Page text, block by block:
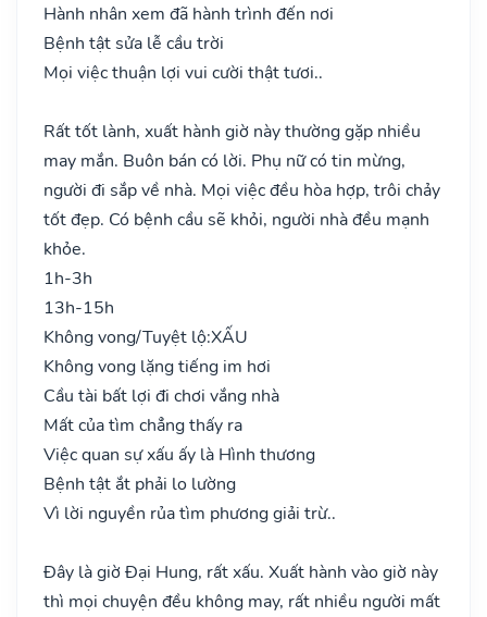
Hành nhân xem đã hành trình đến nơi
Bệnh tật sửa lễ cầu trời
Mọi việc thuận lợi vui cười thật tươi..
Rất tốt lành, xuất hành giờ này thường gặp nhiều
may mắn. Buôn bán có lời. Phụ nữ có tin mừng,
người đi sắp về nhà. Mọi việc đều hòa hợp, trôi chảy
tốt đẹp. Có bệnh cầu sẽ khỏi, người nhà đều mạnh
khỏe.
1h-3h
13h-15h
Không vong/Tuyệt lộ:XẤU
Không vong lặng tiếng im hơi
Cầu tài bất lợi đi chơi vắng nhà
Mất của tìm chẳng thấy ra
Việc quan sự xấu ấy là Hình thương
Bệnh tật ắt phải lo lường
Vì lời nguyền rủa tìm phương giải trừ..
Đây là giờ Đại Hung, rất xấu. Xuất hành vào giờ này
thì mọi chuyện đều không may, rất nhiều người mất